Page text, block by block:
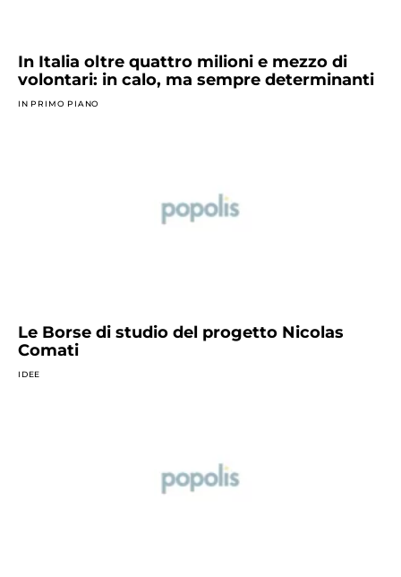
In Italia oltre quattro milioni e mezzo di
volontari: in calo, ma sempre determinanti
IN PRIMO PIANO
Le Borse di studio del progetto Nicolas
Comati
IDEE